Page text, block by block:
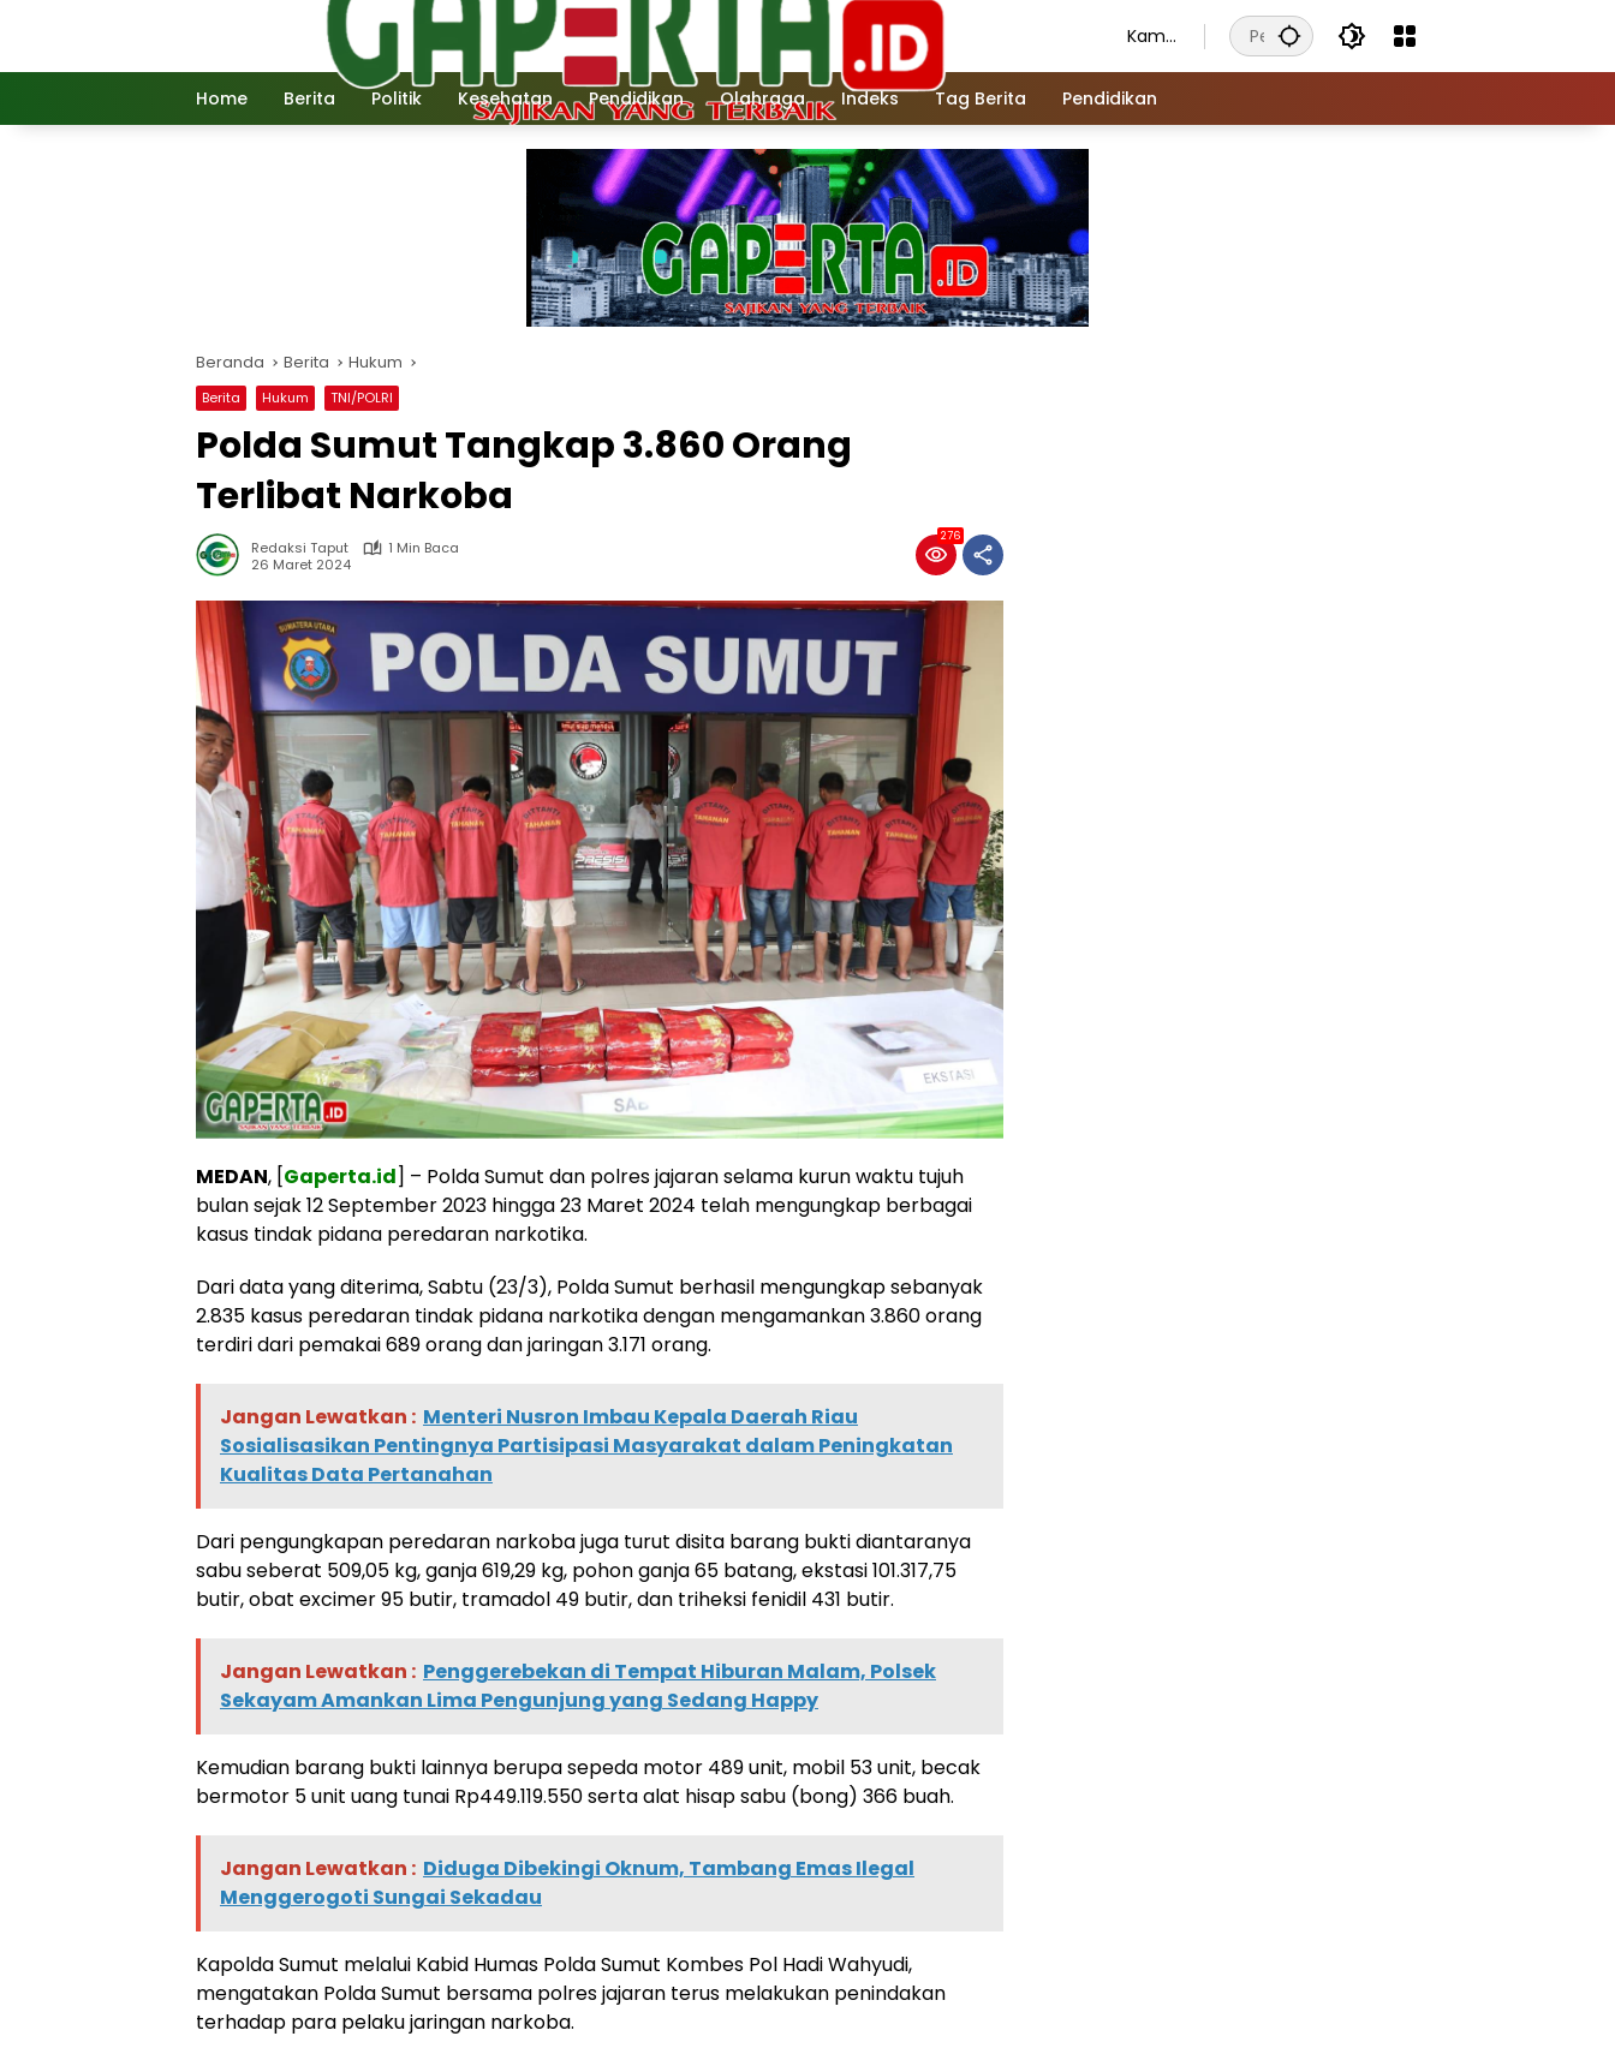
Kamis
Agust
us
Home Berita Politik Kesehatan Pendidikan Olahraga Indeks Tag Berita Pendidikan
Beranda Berita Hukum
Berita Hukum TNI/POLRI
Polda Sumut Tangkap 3.860 Orang
Terlibat Narkoba
Redaksi Taput
1 Min Baca
26 Maret 2024
276
MEDAN, [Gaperta.id] – Polda Sumut dan polres jajaran selama kurun waktu tujuh
bulan sejak 12 September 2023 hingga 23 Maret 2024 telah mengungkap berbagai
kasus tindak pidana peredaran narkotika.
Dari data yang diterima, Sabtu (23/3), Polda Sumut berhasil mengungkap sebanyak
2.835 kasus peredaran tindak pidana narkotika dengan mengamankan 3.860 orang
terdiri dari pemakai 689 orang dan jaringan 3.171 orang.
Jangan Lewatkan : Menteri Nusron Imbau Kepala Daerah Riau
Sosialisasikan Pentingnya Partisipasi Masyarakat dalam Peningkatan
Kualitas Data Pertanahan
Dari pengungkapan peredaran narkoba juga turut disita barang bukti diantaranya
sabu seberat 509,05 kg, ganja 619,29 kg, pohon ganja 65 batang, ekstasi 101.317,75
butir, obat excimer 95 butir, tramadol 49 butir, dan triheksi fenidil 431 butir.
Jangan Lewatkan : Penggerebekan di Tempat Hiburan Malam, Polsek
Sekayam Amankan Lima Pengunjung yang Sedang Happy
Kemudian barang bukti lainnya berupa sepeda motor 489 unit, mobil 53 unit, becak
bermotor 5 unit uang tunai Rp449.119.550 serta alat hisap sabu (bong) 366 buah.
Jangan Lewatkan : Diduga Dibekingi Oknum, Tambang Emas Ilegal
Menggerogoti Sungai Sekadau
Kapolda Sumut melalui Kabid Humas Polda Sumut Kombes Pol Hadi Wahyudi,
mengatakan Polda Sumut bersama polres jajaran terus melakukan penindakan
terhadap para pelaku jaringan narkoba.